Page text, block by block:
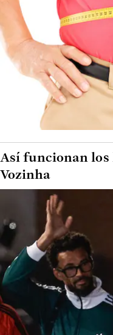
Así funcionan los
Vozinha